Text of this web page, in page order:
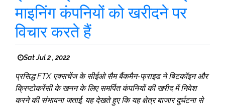
माइनिंग कंपनियों को खरीदने पर
विचार करते हैं
Sat Jul 2 , 2022
प्रसिद्ध FTX एक्सचेंज के सीईओ सैम बैंकमैन-फ्राइड ने बिटकॉइन और
क्रिप्टोकरेंसी के खनन के लिए समर्पित कंपनियों की खरीद में निवेश
करने की संभावना जताई, यह देखते हुए कि यह क्षेत्र बाजार दुर्घटना से